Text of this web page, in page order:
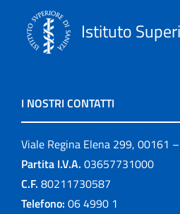
Istituto
I NOSTRI CONTATTI
Viale Regina Elena 299, 00161
Partita I.V.A. 03657731000
C.F. 80211730587
Telefono: 06 4990 1